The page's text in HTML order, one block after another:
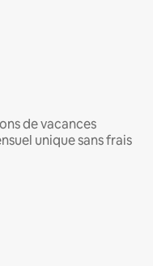
de vacances
unique sans frais